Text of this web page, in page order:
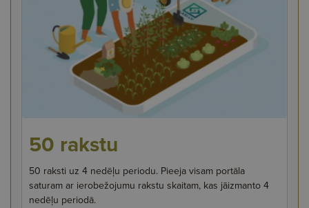
50 rakstu
50 raksti uz 4 nedēļu periodu. Pieeja visam portāla
saturam ar ierobežojumu rakstu skaitam, kas jāizmanto 4
nedēļu periodā.